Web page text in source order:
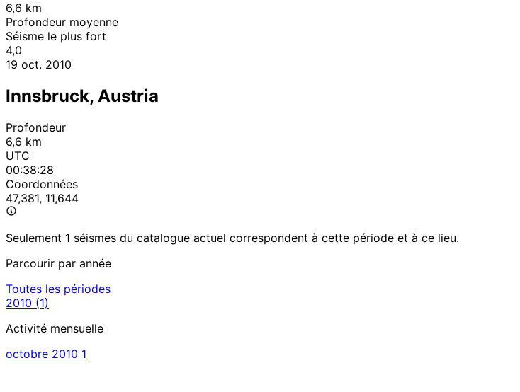
6,6 km
Profondeur moyenne
Séisme le plus fort
4,0
19 oct. 2010
Innsbruck, Austria
Profondeur
6,6 km
UTC
00:38:28
Coordonnées
47,381, 11,644
Seulement 1 séismes du catalogue actuel correspondent à cette période et à ce lieu.
Parcourir par année
Toutes les périodes
2010 (1)
Activité mensuelle
octobre 2010 1